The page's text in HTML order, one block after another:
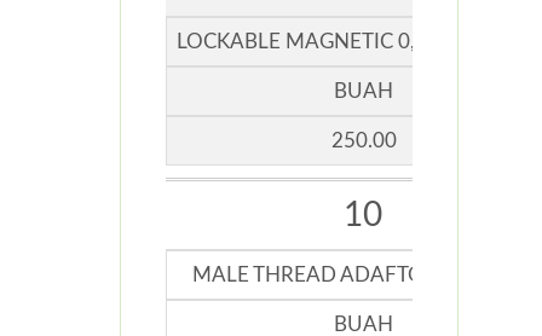
LOCKABLE MAGNETIC 0,75 x 0,5
BUAH
250.00
10
MALE THREAD ADAFTOR 0,5 INCHI
BUAH